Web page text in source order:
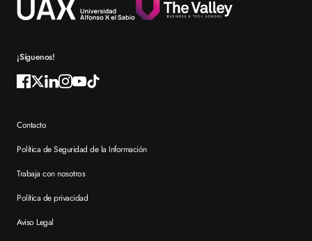
Reconocimientos
¡Síguenos!
Contacto
Política de Seguridad de la Información
Trabaja con nosotros
Política de privacidad
Aviso Legal